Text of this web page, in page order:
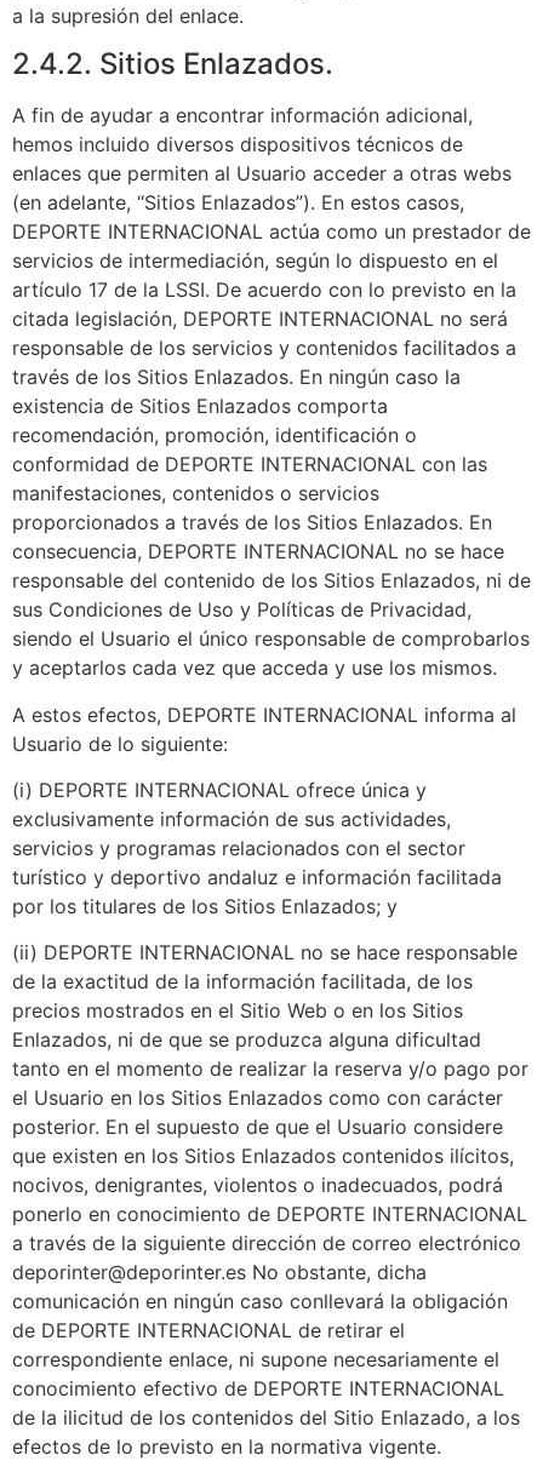
a la supresión del enlace.
2.4.2. Sitios Enlazados.
A fin de ayudar a encontrar información adicional,
hemos incluido diversos dispositivos técnicos de
enlaces que permiten al Usuario acceder a otras webs
(en adelante, “Sitios Enlazados”). En estos casos,
DEPORTE INTERNACIONAL actúa como un prestador de
servicios de intermediación, según lo dispuesto en el
artículo 17 de la LSSI. De acuerdo con lo previsto en la
citada legislación, DEPORTE INTERNACIONAL no será
responsable de los servicios y contenidos facilitados a
través de los Sitios Enlazados. En ningún caso la
existencia de Sitios Enlazados comporta
recomendación, promoción, identificación o
conformidad de DEPORTE INTERNACIONAL con las
manifestaciones, contenidos o servicios
proporcionados a través de los Sitios Enlazados. En
consecuencia, DEPORTE INTERNACIONAL no se hace
responsable del contenido de los Sitios Enlazados, ni de
sus Condiciones de Uso y Políticas de Privacidad,
siendo el Usuario el único responsable de comprobarlos
y aceptarlos cada vez que acceda y use los mismos.
A estos efectos, DEPORTE INTERNACIONAL informa al
Usuario de lo siguiente:
(i) DEPORTE INTERNACIONAL ofrece única y
exclusivamente información de sus actividades,
servicios y programas relacionados con el sector
turístico y deportivo andaluz e información facilitada
por los titulares de los Sitios Enlazados; y
(ii) DEPORTE INTERNACIONAL no se hace responsable
de la exactitud de la información facilitada, de los
precios mostrados en el Sitio Web o en los Sitios
Enlazados, ni de que se produzca alguna dificultad
tanto en el momento de realizar la reserva y/o pago por
el Usuario en los Sitios Enlazados como con carácter
posterior. En el supuesto de que el Usuario considere
que existen en los Sitios Enlazados contenidos ilícitos,
nocivos, denigrantes, violentos o inadecuados, podrá
ponerlo en conocimiento de DEPORTE INTERNACIONAL
a través de la siguiente dirección de correo electrónico
deporinter@deporinter.es No obstante, dicha
comunicación en ningún caso conllevará la obligación
de DEPORTE INTERNACIONAL de retirar el
correspondiente enlace, ni supone necesariamente el
conocimiento efectivo de DEPORTE INTERNACIONAL
de la ilicitud de los contenidos del Sitio Enlazado, a los
efectos de lo previsto en la normativa vigente.